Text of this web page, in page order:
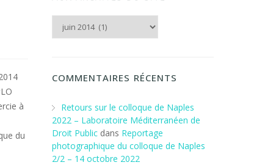
à
du
COMMENTAIRES RÉCENTS
Retours sur le colloque de Naples
2022 – Laboratoire Méditerranéen de
Droit Public dans Reportage
photographique du colloque de Naples
2/2 – 14 octobre 2022